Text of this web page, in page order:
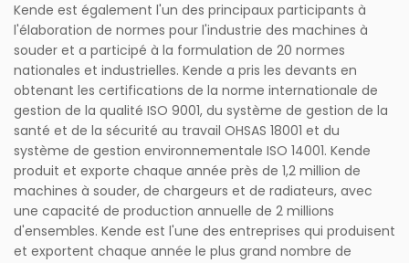
Kende est également l'un des principaux participants à
l'élaboration de normes pour l'industrie des machines à
souder et a participé à la formulation de 20 normes
nationales et industrielles. Kende a pris les devants en
obtenant les certifications de la norme internationale de
gestion de la qualité ISO 9001, du système de gestion de la
santé et de la sécurité au travail OHSAS 18001 et du
système de gestion environnementale ISO 14001. Kende
produit et exporte chaque année près de 1,2 million de
machines à souder, de chargeurs et de radiateurs, avec
une capacité de production annuelle de 2 millions
d'ensembles. Kende est l'une des entreprises qui produisent
et exportent chaque année le plus grand nombre de